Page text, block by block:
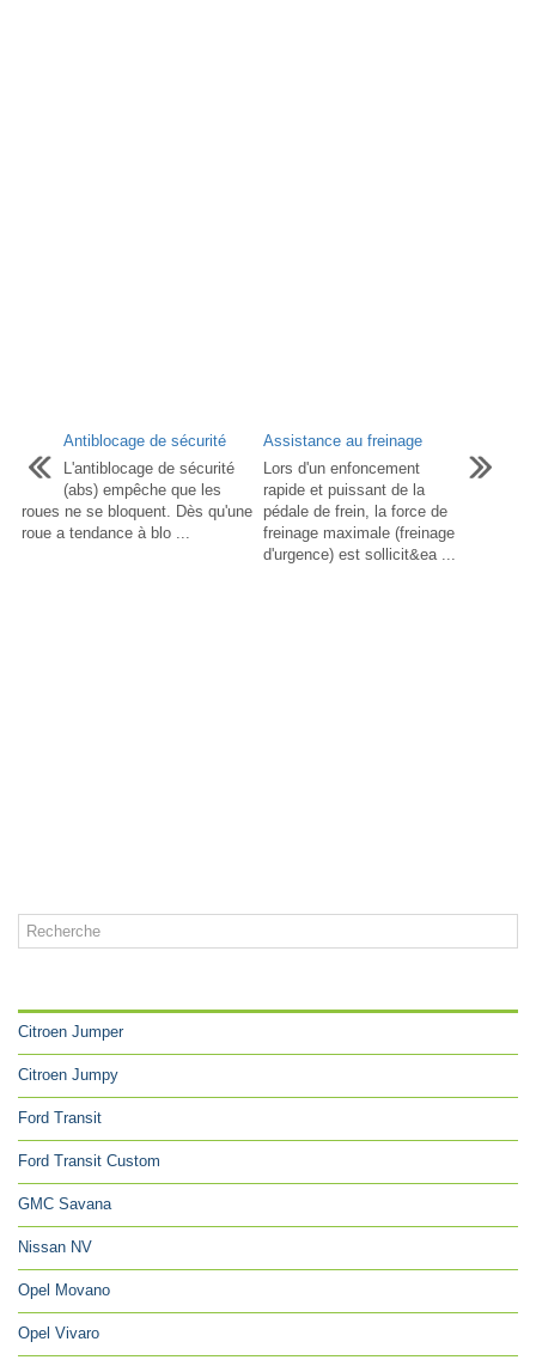
Antiblocage de sécurité
L'antiblocage de sécurité
(abs) empêche que les
roues ne se bloquent. Dès qu'une
roue a tendance à blo ...
Assistance au freinage
Lors d'un enfoncement
rapide et puissant de la
pédale de frein, la force de
freinage maximale (freinage
d'urgence) est sollicit&ea ...
Citroen Jumper
Citroen Jumpy
Ford Transit
Ford Transit Custom
GMC Savana
Nissan NV
Opel Movano
Opel Vivaro